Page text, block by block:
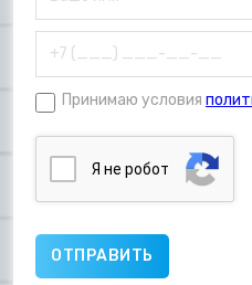
Принимаю условия
Я нe poбoт